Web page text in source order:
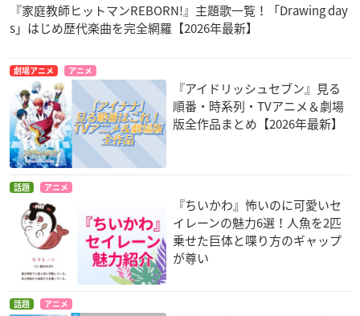
『家庭教師ヒットマンREBORN!』主題歌一覧！「Drawing day
s」はじめ歴代楽曲を完全網羅【2026年最新】
劇場アニメ アニメ
『アイドリッシュセブン』見る
順番・時系列・TVアニメ＆劇場
版全作品まとめ【2026年最新】
話題 アニメ
『ちいかわ』怖いのに可愛いセ
イレーンの魅力6選！人魚を2匹
乗せた巨体と喋り方のギャップ
が尊い
話題 アニメ